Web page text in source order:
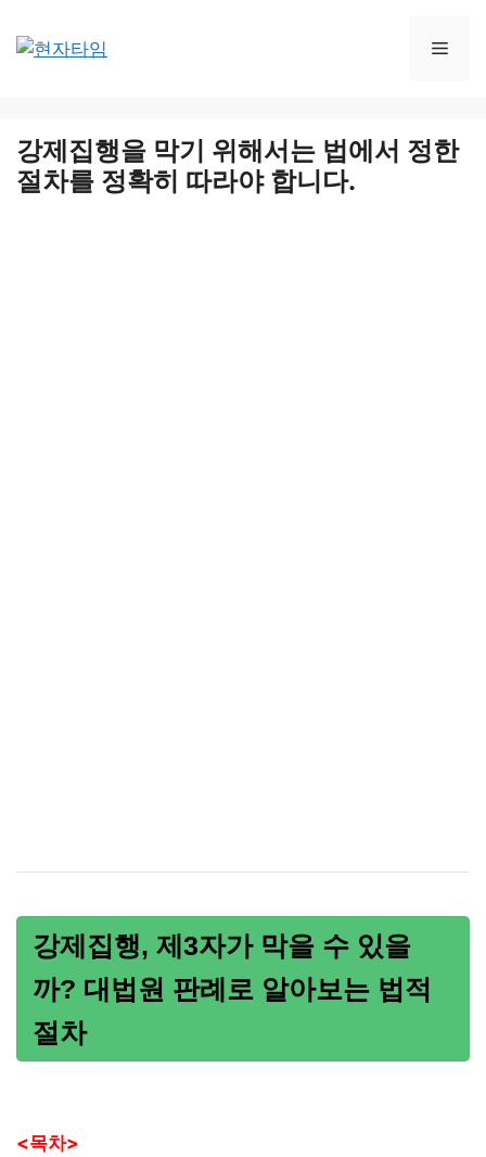
강제집행을 막기 위해서는 법에서 정한
절차를 정확히 따라야 합니다.
강제집행, 제3자가 막을 수 있을
까? 대법원 판례로 알아보는 법적
절차
<목차>